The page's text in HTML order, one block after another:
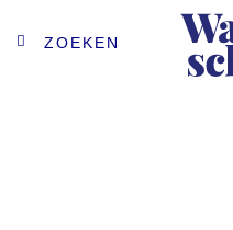
ZOEKEN